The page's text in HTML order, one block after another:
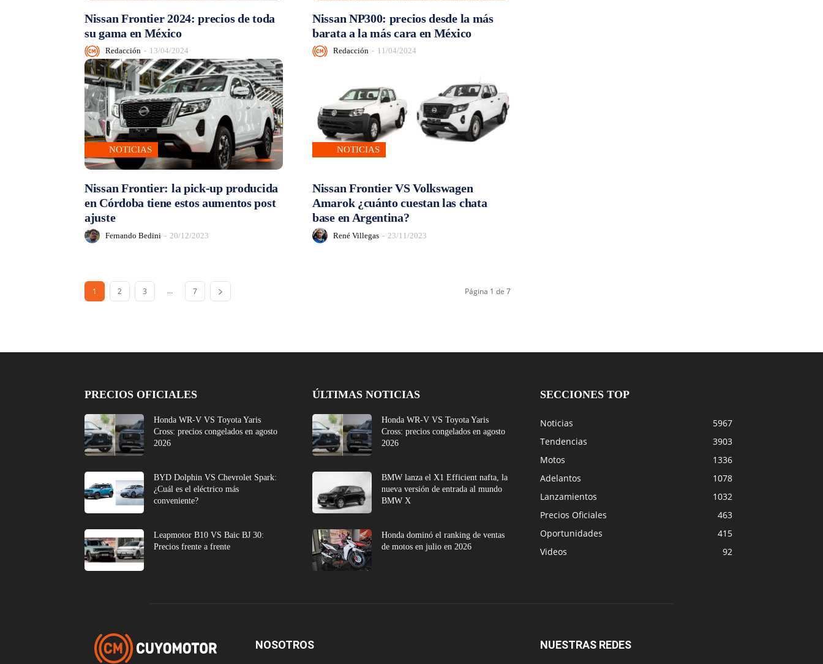
Nissan Frontier 2024: precios de toda
su gama en México
Redacción - 13/04/2024
Nissan NP300: precios desde la más
barata a la más cara en México
Redacción - 11/04/2024
NOTICIAS
Nissan Frontier: la pick-up producida
en Córdoba tiene estos aumentos post
ajuste
Fernando Bedini - 20/12/2023
NOTICIAS
Nissan Frontier VS Volkswagen
Amarok ¿cuánto cuestan las chata
base en Argentina?
René Villegas - 23/11/2023
1 2 3 ... 7 Página 1 de 7
PRECIOS OFICIALES
Honda WR-V VS Toyota Yaris
Cross: precios congelados en agosto
2026
BYD Dolphin VS Chevrolet Spark:
¿Cuál es el eléctrico más
conveniente?
Leapmotor B10 VS Baic BJ 30:
Precios frente a frente
ÚLTIMAS NOTICIAS
Honda WR-V VS Toyota Yaris
Cross: precios congelados en agosto
2026
BMW lanza el X1 Efficient nafta, la
nueva versión de entrada al mundo
BMW X
Honda dominó el ranking de ventas
de motos en julio en 2026
SECCIONES TOP
Noticias
5967
Tendencias
3903
Motos
1336
Adelantos
1078
Lanzamientos
1032
Precios Oficiales
463
Oportunidades
415
Videos
92
NOSOTROS NUESTRAS REDES